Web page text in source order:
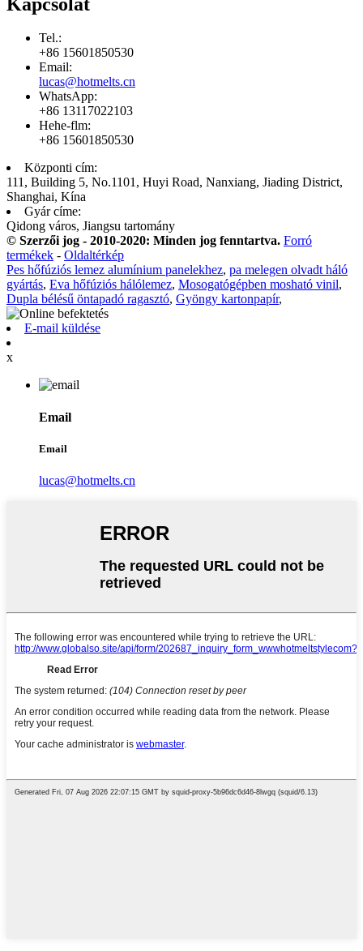
Tel.:
+86 15601850530
Email:
lucas@hotmelts.cn
WhatsApp:
+86 13117022103
Hehe-flm:
+86 15601850530
Központi cím:
111, Building 5, No.1101, Huyi Road, Nanxiang, Jiading District,
Shanghai, Kína
Gyár címe:
Qidong város, Jiangsu tartomány
© Szerzői jog - 2010-2020: Minden jog fenntartva. Forró
termékek - Oldaltérkép
Pes hőfúziós lemez alumínium panelekhez, pa melegen olvadt háló
gyártás, Eva hőfúziós hálólemez, Mosogatógépben mosható vinil,
Dupla bélésű öntapadó ragasztó, Gyöngy kartonpapír,
E-mail küldése
x
Email
Email
lucas@hotmelts.cn